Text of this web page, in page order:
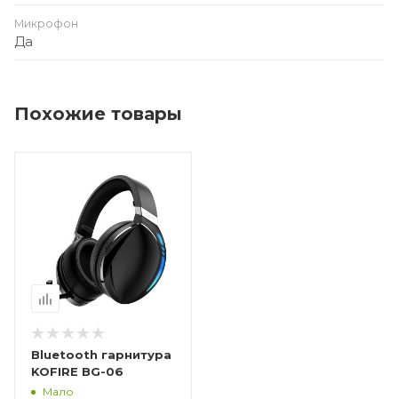
Микрофон
Да
Похожие товары
Bluetooth гарнитура
KOFIRE BG-06
Мало